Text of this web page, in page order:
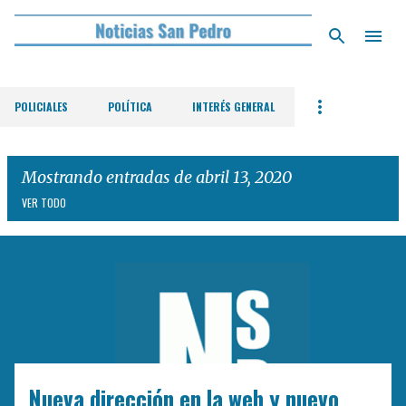
Ir al contenido principal
POLICIALES POLÍTICA INTERÉS GENERAL
Mostrando entradas de abril 13, 2020
VER TODO
Nueva dirección en la web y nuevo